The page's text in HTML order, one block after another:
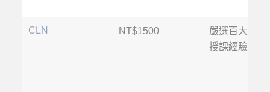
CLN NT$1500
嚴選百大企業
授課經驗豐富